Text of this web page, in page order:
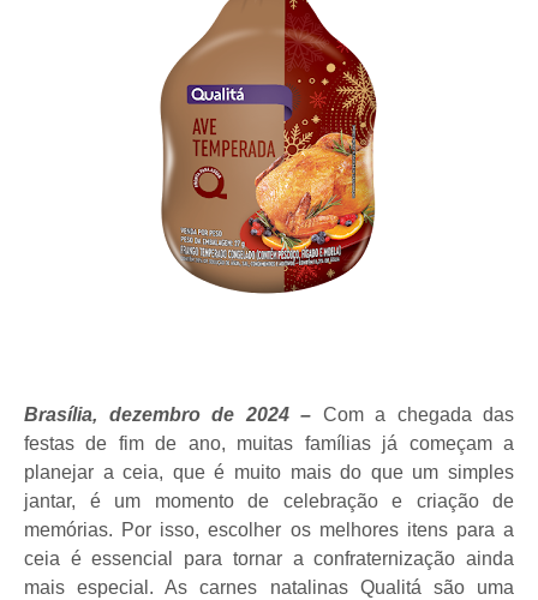
Brasília, dezembro de 2024 – Com a chegada das
festas de fim de ano, muitas famílias já começam a
planejar a ceia, que é muito mais do que um simples
jantar, é um momento de celebração e criação de
memórias. Por isso, escolher os melhores itens para a
ceia é essencial para tornar a confraternização ainda
mais especial. As carnes natalinas Qualitá são uma